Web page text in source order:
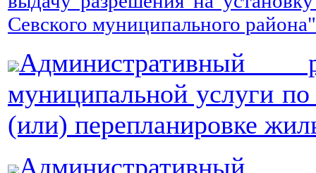
Севского муниципального района"
Административный
муниципальной услуги по
(или) перепланировке
Административный